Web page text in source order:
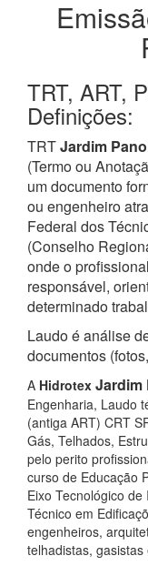
TRT, ART,
Definições:
TRTJardim
(Termo ou
um documento
ou engenheiro
Federal dos
(Conselho
onde o
responsável,
determinado
Laudo é análise
documentos
A Hidrotex Jardim
Engenharia, Laudo
(antiga ART) CRT
Gás, Telhados,
pelo perito
curso de Educação
Eixo Tecnológico
Técnico em
engenheiros,
telhadistas, gasistas